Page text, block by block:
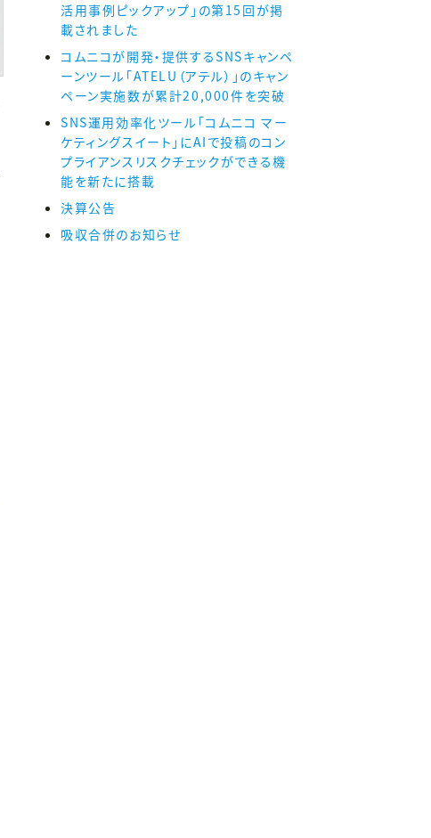
活用事例ピックアップ」の第15回が掲
載されました
コムニコが開発・提供するSNSキャンペ
ーンツール「ATELU（アテル）」のキャン
ペーン実施数が累計20,000件を突破
SNS運用効率化ツール「コムニコ マー
ケティングスイート」にAIで投稿のコン
プライアンスリスクチェックができる機
能を新たに搭載
決算公告
吸収合併のお知らせ